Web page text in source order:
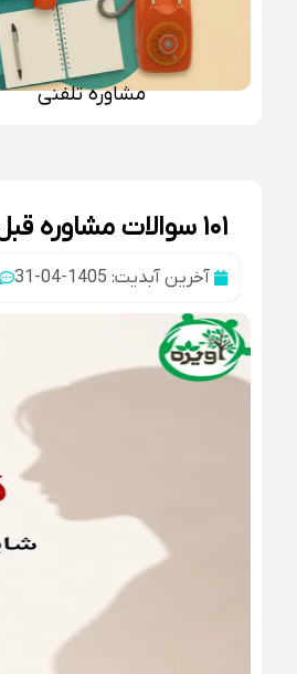
مشاوره تلفنی
۱۰۱ سوالات مشاوره قبل از ازدواج / مشاوره ازدواج چه سوالاتی می پرسد؟
آخرین آبدیت: 1405-04-31